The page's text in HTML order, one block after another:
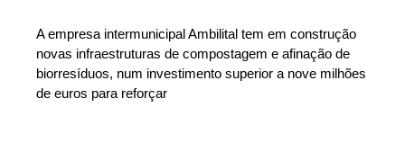
A empresa intermunicipal Ambilital tem em construção
novas infraestruturas de compostagem e afinação de
biorresíduos, num investimento superior a nove milhões
de euros para reforçar